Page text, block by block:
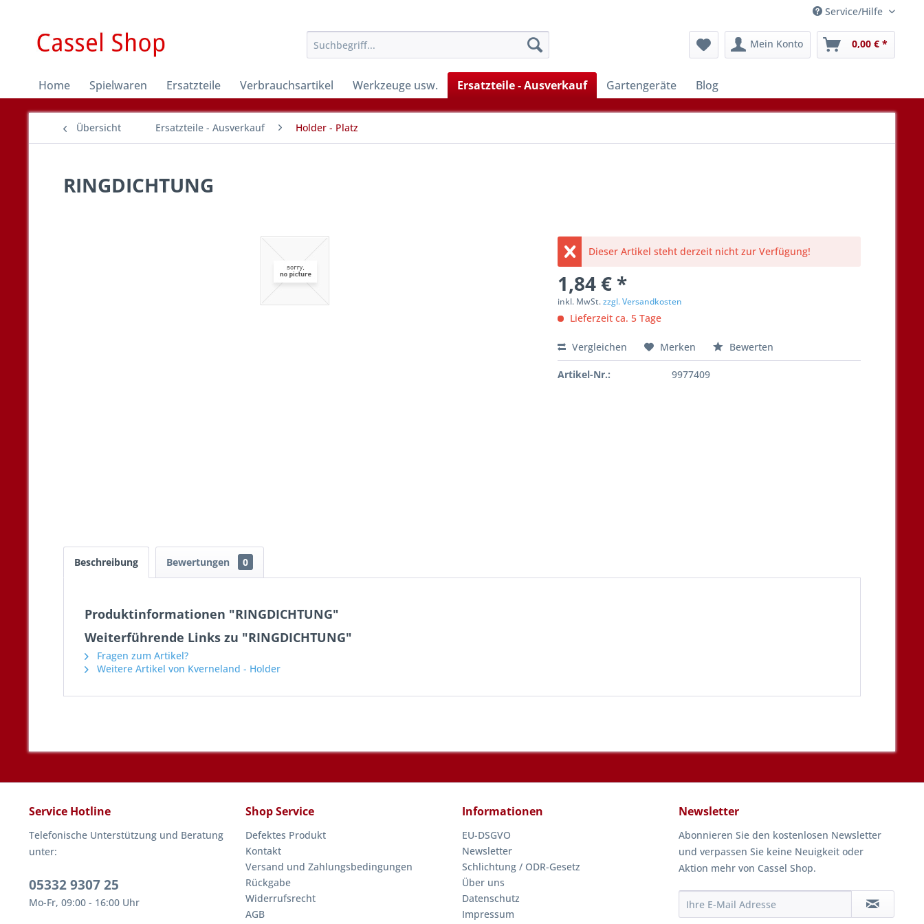
Service/Hilfe
Mein Konto 0,00 € *
Home Spielwaren Ersatzteile Verbrauchsartikel Werkzeuge usw. Ersatzteile - Ausverkauf Gartengeräte Blog
Übersicht Ersatzteile - Ausverkauf Holder - Platz
RINGDICHTUNG
Dieser Artikel steht derzeit nicht zur Verfügung!
1,84 € *
inkl. MwSt.zzgl. Versandkosten
Lieferzeit ca. 5 Tage
Vergleichen Merken Bewerten
Artikel-Nr.: 9977409
Beschreibung Bewertungen 0
Produktinformationen "RINGDICHTUNG"
Weiterführende Links zu "RINGDICHTUNG"
Fragen zum Artikel?
Weitere Artikel von Kverneland - Holder
Service Hotline
Telefonische Unterstützung und Beratung
unter:
05332 9307 25
Mo-Fr, 09:00 - 16:00 Uhr
Shop Service
Defektes Produkt
Kontakt
Versand und Zahlungsbedingungen
Rückgabe
Widerrufsrecht
AGB
Informationen
EU-DSGVO
Newsletter
Schlichtung / ODR-Gesetz
Über uns
Datenschutz
Impressum
Newsletter
Abonnieren Sie den kostenlosen Newsletter
und verpassen Sie keine Neuigkeit oder
Aktion mehr von Cassel Shop.